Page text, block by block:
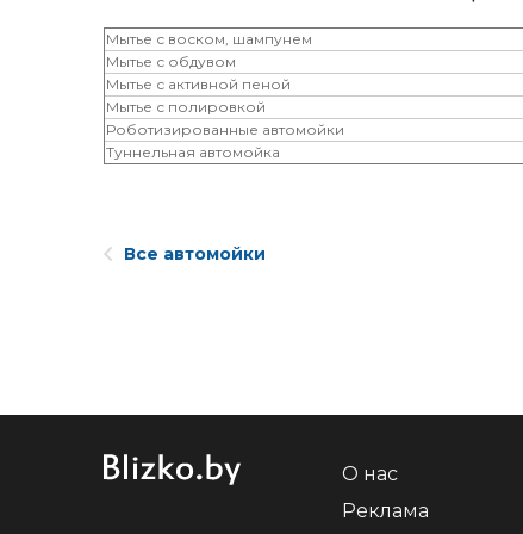
Мытье с воском, шампунем
Мытье с обдувом
Мытье с активной пеной
Мытье с полировкой
Роботизированные автомойки
Туннельная автомойка
Все автомойки
О нас
Реклама